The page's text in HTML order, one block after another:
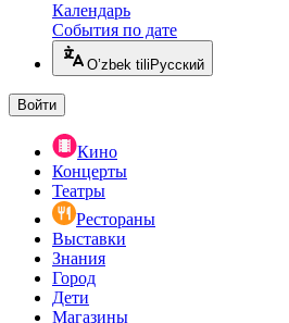
Календарь
События по дате
O’zbek tili Русский
Войти
Кино
Концерты
Театры
Рестораны
Выставки
Знания
Город
Дети
Магазины